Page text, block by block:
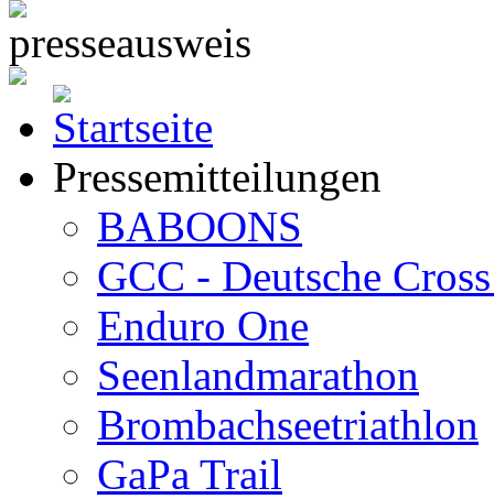
Pressemitteilungen
BABOONS
GCC - Deutsche
Enduro One
Seenlandmarathon
Brombachseetriathlon
GaPa Trail